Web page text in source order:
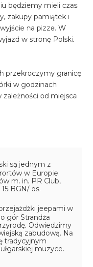
będziemy mieli czas
zakupy pamiątek i
na pizze. W
w stronę Polski.
przekroczymy granicę
w godzinach
od miejsca
są jednym z
w Europie.
m. in. PR Club,
BGN/ os.
jeepami w
gór Strandża
Odwiedzimy
zabudową. Na
tradycyjnym
muzyce.